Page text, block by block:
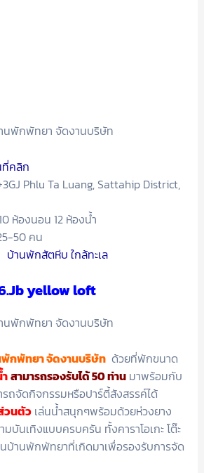
คลิก
Phlu Ta Luang, Sattahip District,
ห้องนอน 12 ห้องน้ำ
50 คน
บ้านพักสัตหีบ ใกล้ทะเล
yellow loft
กพัทยา จัดงานบริษัทด้วยที่พักขนาด
สามารถรองรับได้ 50 ท่านมาพร้อมกับ
ถจัดกิจกรรมหรือปาร์ตี้สังสรรค์ได้
วนตัวเล่นน้ำสนุกๆพร้อมด้วยห่วงยาง
บันเทิงแบบครบครัน ทั้งคาราโอเกะ โต๊ะ
นบ้านพักพัทยาที่เกิดมาเพื่อรองรับการจัด